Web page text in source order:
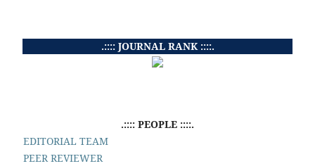
.:::: JOURNAL RANK ::::.
.:::: PEOPLE ::::.
EDITORIAL TEAM
PEER REVIEWER